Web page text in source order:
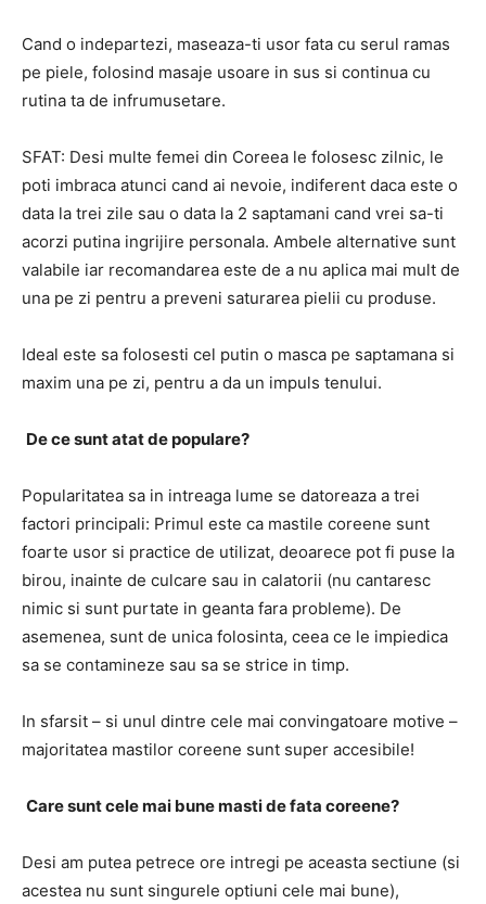
Cand o indepartezi, maseaza-ti usor fata cu serul ramas
pe piele, folosind masaje usoare in sus si continua cu
rutina ta de infrumusetare.
SFAT: Desi multe femei din Coreea le folosesc zilnic, le
poti imbraca atunci cand ai nevoie, indiferent daca este o
data la trei zile sau o data la 2 saptamani cand vrei sa-ti
acorzi putina ingrijire personala. Ambele alternative sunt
valabile iar recomandarea este de a nu aplica mai mult de
una pe zi pentru a preveni saturarea pielii cu produse.
Ideal este sa folosesti cel putin o masca pe saptamana si
maxim una pe zi, pentru a da un impuls tenului.
De ce sunt atat de populare?
Popularitatea sa in intreaga lume se datoreaza a trei
factori principali: Primul este ca mastile coreene sunt
foarte usor si practice de utilizat, deoarece pot fi puse la
birou, inainte de culcare sau in calatorii (nu cantaresc
nimic si sunt purtate in geanta fara probleme). De
asemenea, sunt de unica folosinta, ceea ce le impiedica
sa se contamineze sau sa se strice in timp.
In sfarsit – si unul dintre cele mai convingatoare motive –
majoritatea mastilor coreene sunt super accesibile!
Care sunt cele mai bune masti de fata coreene?
Desi am putea petrece ore intregi pe aceasta sectiune (si
acestea nu sunt singurele optiuni cele mai bune),